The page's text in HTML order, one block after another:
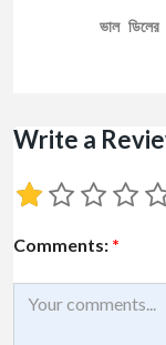
ভাল
Write a
Comments: *